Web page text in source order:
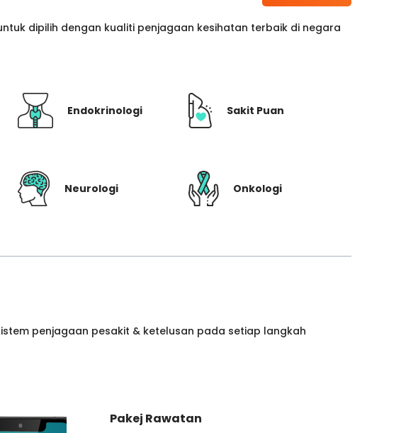
dipilih dengan kualiti penjagaan kesihatan terbaik di negara
Endokrinologi Sakit Puan
Neurologi Onkologi
penjagaan pesakit & ketelusan pada setiap langkah
Pakej Rawatan